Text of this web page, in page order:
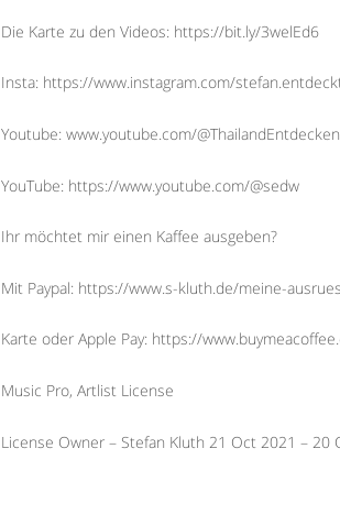
Die Karte zu den Videos: https://bit.ly/3welEd6
Insta: https://www.instagram.com/
Youtube: www.youtube.com/@ThailandEntdecken
YouTube: https://www.youtube.com/@sedw
Ihr möchtet mir einen Kaffee ausgeben?
Mit Paypal: https://www.s-kluth.de/meine-
Karte oder Apple Pay: https://
Music Pro, Artlist License
License Owner – Stefan Kluth 21 Oct 2021 –